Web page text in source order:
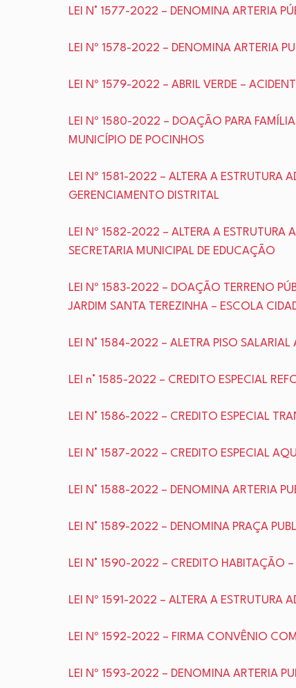
LEI N° 1577-2022 – DENOMINA ARTERIA
LEI Nº 1578-2022 – DENOMINA ARTERIA
LEI Nº 1579-2022 – ABRIL VERDE –
LEI Nº 1580-2022 – DOAÇÃO PARA
MUNICÍPIO DE POCINHOS
LEI Nº 1581-2022 – ALTERA A ESTRUTURA
GERENCIAMENTO DISTRITAL
LEI Nº 1582-2022 – ALTERA A ESTRUTURA
SECRETARIA MUNICIPAL DE EDUCAÇÃO
LEI Nº 1583-2022 – DOAÇÃO TERRENO
JARDIM SANTA TEREZINHA – ESCOLA
LEI N° 1584-2022 – ALETRA PISO
LEI n° 1585-2022 – CREDITO ESPECIAL
LEI N° 1586-2022 – CREDITO ESPECIAL
LEI N° 1587-2022 – CREDITO ESPECIAL
LEI N° 1588-2022 – DENOMINA ARTERIA
LEI N° 1589-2022 – DENOMINA PRAÇA
LEI N° 1590-2022 – CREDITO HABITAÇÃO
LEI Nº 1591-2022 – ALTERA A ESTRUTURA
LEI Nº 1592-2022 – FIRMA CONVÊNIO
LEI Nº 1593-2022 – DENOMINA ARTERIA